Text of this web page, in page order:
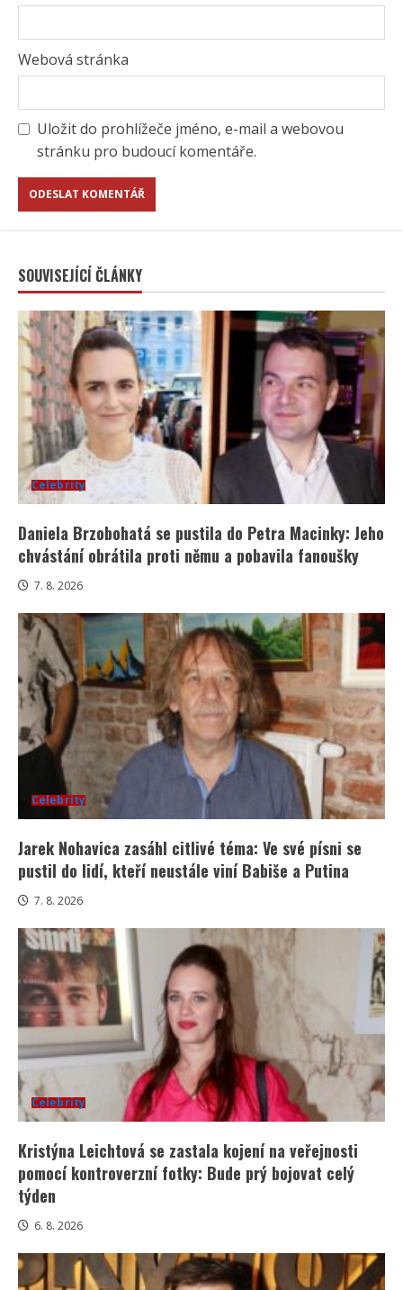
Webová stránka
Uložit do prohlížeče jméno, e-mail a webovou
stránku pro budoucí komentáře.
SOUVISEJÍCÍ ČLÁNKY
Celebrity
Daniela Brzobohatá se pustila do Petra Macinky: Jeho
chvástání obrátila proti němu a pobavila fanoušky
7. 8. 2026
Celebrity
Jarek Nohavica zasáhl citlivé téma: Ve své písni se
pustil do lidí, kteří neustále viní Babiše a Putina
7. 8. 2026
Celebrity
Kristýna Leichtová se zastala kojení na veřejnosti
pomocí kontroverzní fotky: Bude prý bojovat celý
týden
6. 8. 2026